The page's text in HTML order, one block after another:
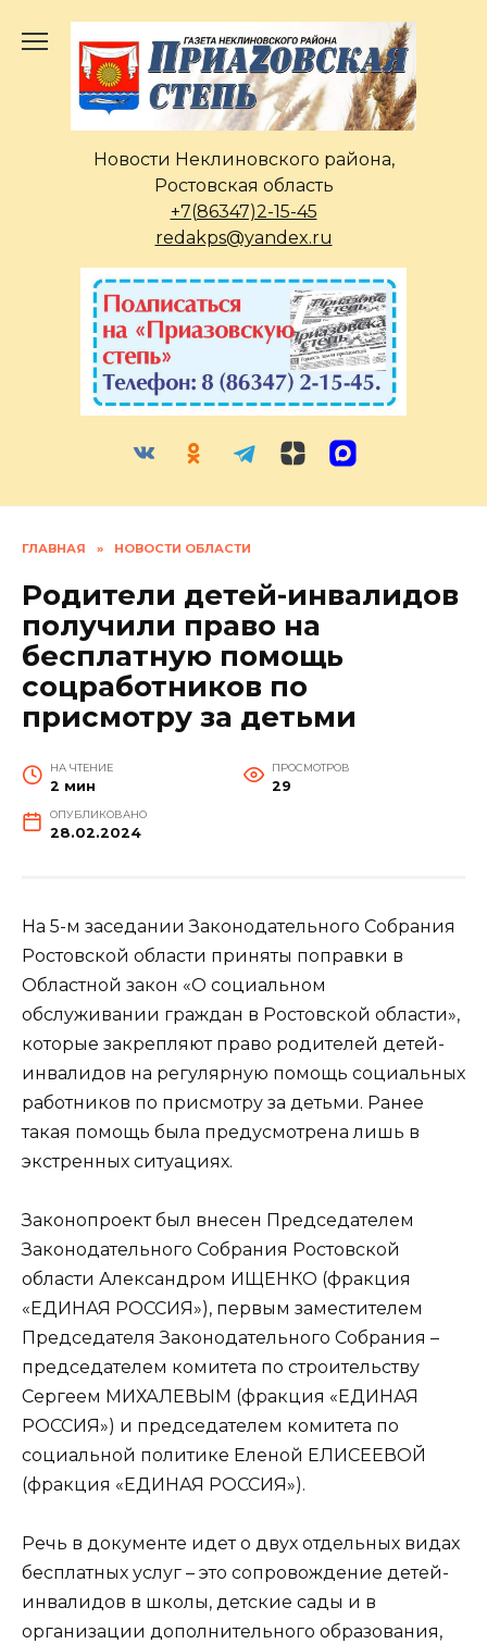
содержанию
Новости Неклиновского района,
Ростовская область
+7(86347)2-15-45
redakps@yandex.ru
ГЛАВНАЯ » НОВОСТИ ОБЛАСТИ
Родители детей-инвалидов
получили право на
бесплатную помощь
соцработников по
присмотру за детьми
НА ЧТЕНИЕ
2 мин
ПРОСМОТРОВ
29
ОПУБЛИКОВАНО
28.02.2024
На 5-м заседании Законодательного Собрания
Ростовской области приняты поправки в
Областной закон «О социальном
обслуживании граждан в Ростовской области»,
которые закрепляют право родителей детей-
инвалидов на регулярную помощь социальных
работников по присмотру за детьми. Ранее
такая помощь была предусмотрена лишь в
экстренных ситуациях.
Законопроект был внесен Председателем
Законодательного Собрания Ростовской
области Александром ИЩЕНКО (фракция
«ЕДИНАЯ РОССИЯ»), первым заместителем
Председателя Законодательного Собрания –
председателем комитета по строительству
Сергеем МИХАЛЕВЫМ (фракция «ЕДИНАЯ
РОССИЯ») и председателем комитета по
социальной политике Еленой ЕЛИСЕЕВОЙ
(фракция «ЕДИНАЯ РОССИЯ»).
Речь в документе идет о двух отдельных видах
бесплатных услуг – это сопровождение детей-
инвалидов в школы, детские сады и в
организации дополнительного образования,